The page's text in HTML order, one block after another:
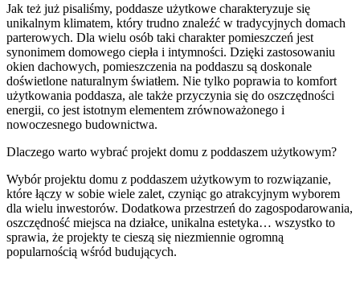
Jak też już pisaliśmy, poddasze użytkowe charakteryzuje się
unikalnym klimatem, który trudno znaleźć w tradycyjnych domach
parterowych. Dla wielu osób taki charakter pomieszczeń jest
synonimem domowego ciepła i intymności. Dzięki zastosowaniu
okien dachowych, pomieszczenia na poddaszu są doskonale
doświetlone naturalnym światłem. Nie tylko poprawia to komfort
użytkowania poddasza, ale także przyczynia się do oszczędności
energii, co jest istotnym elementem zrównoważonego i
nowoczesnego budownictwa.
Dlaczego warto wybrać projekt domu z poddaszem użytkowym?
Wybór projektu domu z poddaszem użytkowym to rozwiązanie,
które łączy w sobie wiele zalet, czyniąc go atrakcyjnym wyborem
dla wielu inwestorów. Dodatkowa przestrzeń do zagospodarowania,
oszczędność miejsca na działce, unikalna estetyka… wszystko to
sprawia, że projekty te cieszą się niezmiennie ogromną
popularnością wśród budujących.